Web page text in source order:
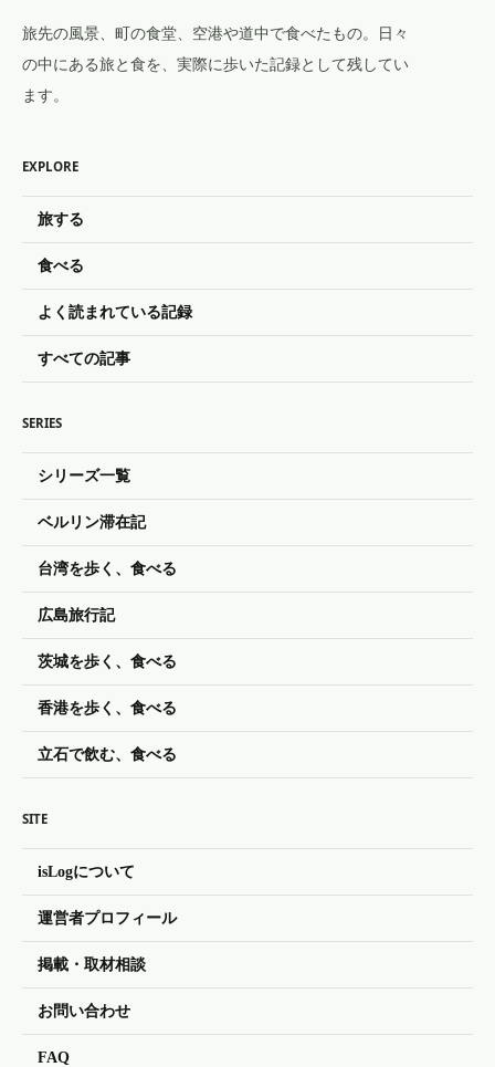
旅先の風景、町の食堂、空港や道中で食べたもの。日々
の中にある旅と食を、実際に歩いた記録として残してい
ます。
EXPLORE
旅する
食べる
よく読まれている記録
すべての記事
SERIES
シリーズ一覧
ベルリン滞在記
台湾を歩く、食べる
広島旅行記
茨城を歩く、食べる
香港を歩く、食べる
立石で飲む、食べる
SITE
isLogについて
運営者プロフィール
掲載・取材相談
お問い合わせ
FAQ